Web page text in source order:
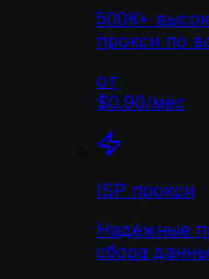
500K+
прокси по
от
$0.90/мес
ISP прокси
Надёжные
сбора